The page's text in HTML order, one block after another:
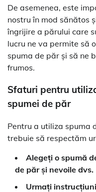
De asemenea, este
nostru în mod sănătos
îngrijire a părului care
lucru ne va permite să
spuma de păr și să ne
frumos.
Sfaturi pentru
spumei de păr
Pentru a utiliza spuma
trebuie să respectăm
Alegeți o spumă
de păr și nevoile dvs.
Urmați